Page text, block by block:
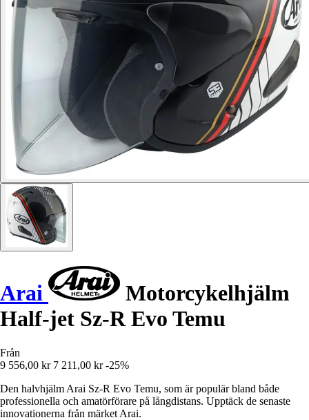
Arai
Motorcykelhjälm
Half-jet Sz-R Evo Temu
Från
9 556,00 kr 7 211,00 kr -25%
Den halvhjälm Arai Sz-R Evo Temu, som är populär bland både
professionella och amatörförare på långdistans. Upptäck de senaste
innovationerna från märket Arai.